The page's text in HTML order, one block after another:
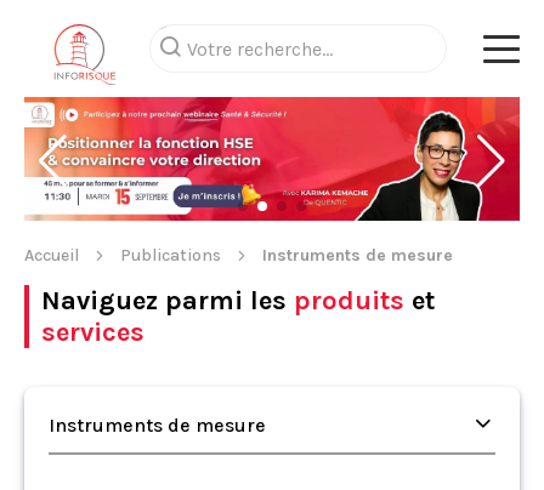
Accueil Publications Instruments de mesure
Naviguez parmi les produits et
services
Instruments de mesure